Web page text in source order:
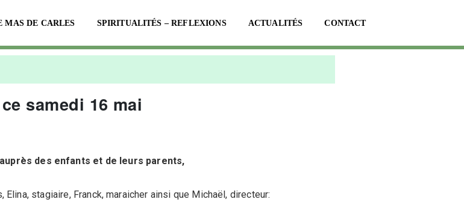
MAS DE CARLES SPIRITUALITÉS – REFLEXIONS ACTUALITÉS CONTACT
samedi 16 mai
des enfants et de leurs parents,
stagiaire, Franck, maraicher ainsi que Michaël, directeur: